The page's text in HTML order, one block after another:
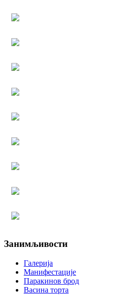
Занимљивости
Галерија
Манифестације
Паракинов брод
Васина торта